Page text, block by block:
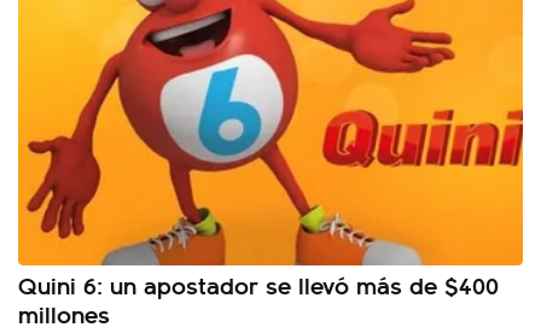
Quini 6: un apostador se llevó más de $400
millones